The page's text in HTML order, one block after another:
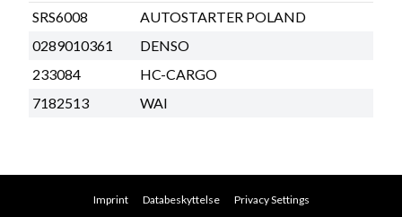
SRS6008
AUTOSTARTER POLAND
0289010361
DENSO
233084
HC-CARGO
7182513
WAI
Imprint Databeskyttelse Privacy Settings